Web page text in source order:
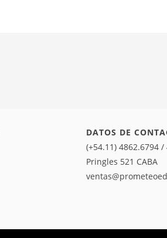
DATOS DE
(+54.11) 4862.6794 /
Pringles 521 CABA